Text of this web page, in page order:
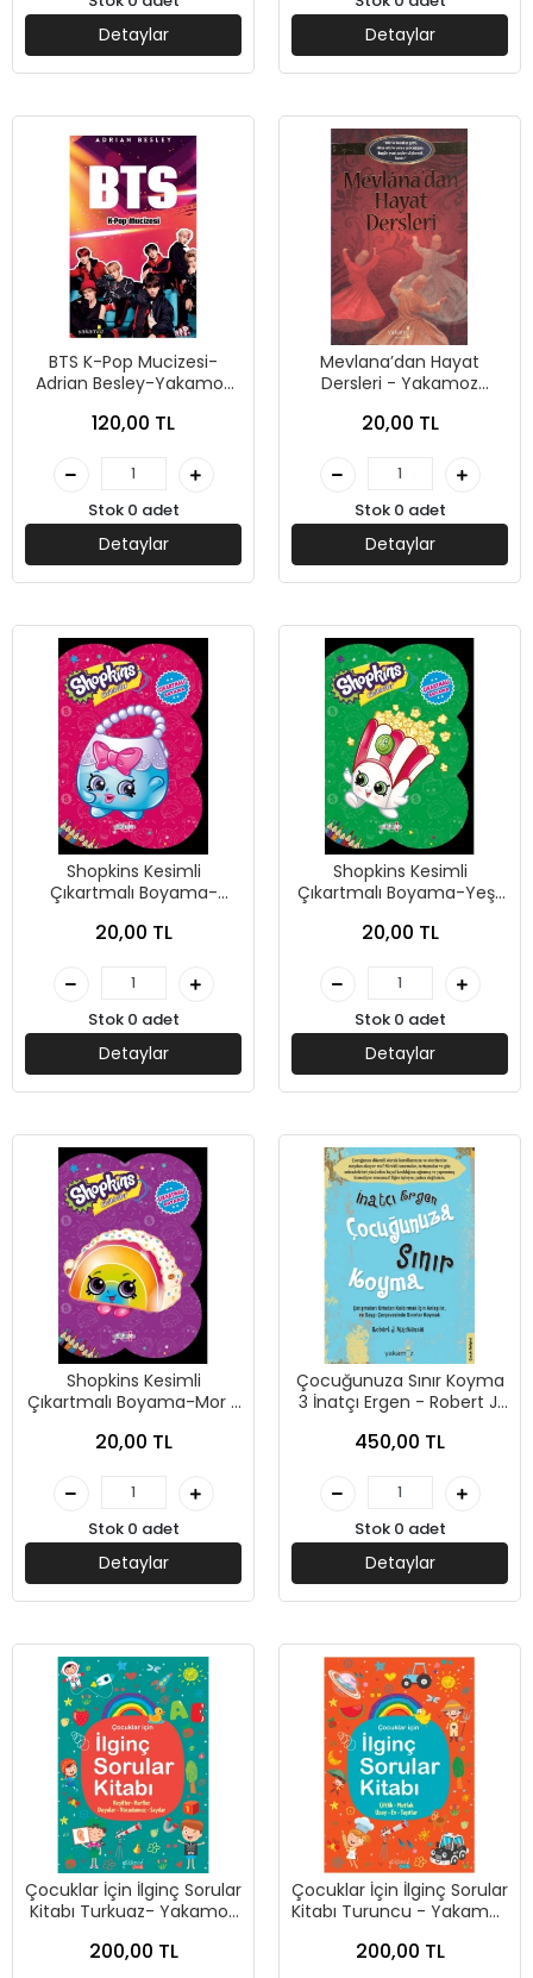
Detaylar Detaylar
BTS K-Pop Mucizesi-
Adrian Besley-Yakamoz
120,00 TL
Stok 0 adet
Detaylar
Mevlana’dan Hayat
Dersleri - Yakamoz
20,00 TL
Stok 0 adet
Detaylar
Shopkins Kesimli
Çıkartmalı Boyama-
Yayınları
20,00 TL
Stok 0 adet
Detaylar
Shopkins Kesimli
Çıkartmalı Boyama-Yeşil
20,00 TL
Stok 0 adet
Detaylar
Shopkins Kesimli
Çıkartmalı Boyama-Mor -
20,00 TL
Stok 0 adet
Detaylar
Çocuğunuza Sınır Koyma
3 İnatçı Ergen - Robert J.
Yayınevi
450,00 TL
Stok 0 adet
Detaylar
Çocuklar İçin İlginç Sorular
Kitabı Turkuaz- Yakamoz
200,00 TL
Çocuklar İçin İlginç Sorular
Kitabı Turuncu - Yakamoz
200,00 TL